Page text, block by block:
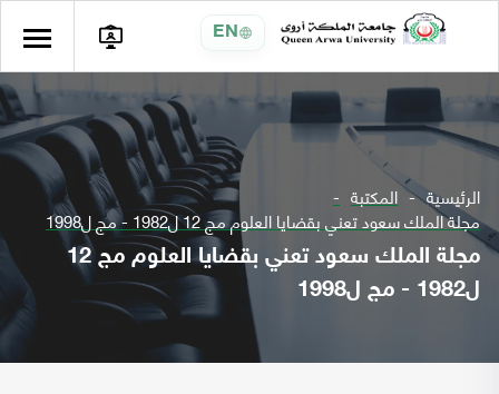
EN
الرئيسية المكتبة
مجلة الملك سعود تعني بقضايا العلوم مج 12 ل1982 - مج ل1998
مجلة الملك سعود تعني بقضايا العلوم مج 12
ل1982 - مج ل1998